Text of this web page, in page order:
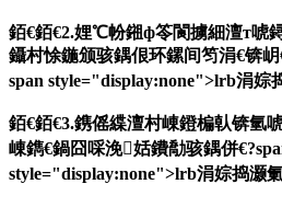
銆€銆€2.娌℃帉鎺ф笭閬擄細澶т唬
鑷村悇鍦颁骇鍝佷环鏍间笉涓€锛
span style="display:none">lrb涓婃
銆€銆€3.鎸傜緤澶村崠鐙楄倝锛氫
崠鐫€鍋囧啋浼姡鐨勪骇鍝併
style="display:none">lrb涓婃捣灏